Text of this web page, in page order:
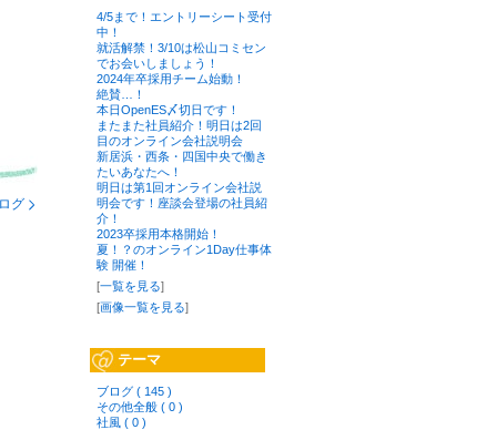
グ
4/5まで！エントリーシート受付
中！
就活解禁！3/10は松山コミセン
でお会いしましょう！
2024年卒採用チーム始動！
絶賛…！
本日OpenES〆切日です！
またまた社員紹介！明日は2回
目のオンライン会社説明会
新居浜・西条・四国中央で働き
たいあなたへ！
明日は第1回オンライン会社説
明会です！座談会登場の社員紹
介！
2023卒採用本格開始！
夏！？のオンライン1Day仕事体
験 開催！
[一覧を見る]
[画像一覧を見る]
テーマ
ブログ ( 145 )
その他全般 ( 0 )
社風 ( 0 )